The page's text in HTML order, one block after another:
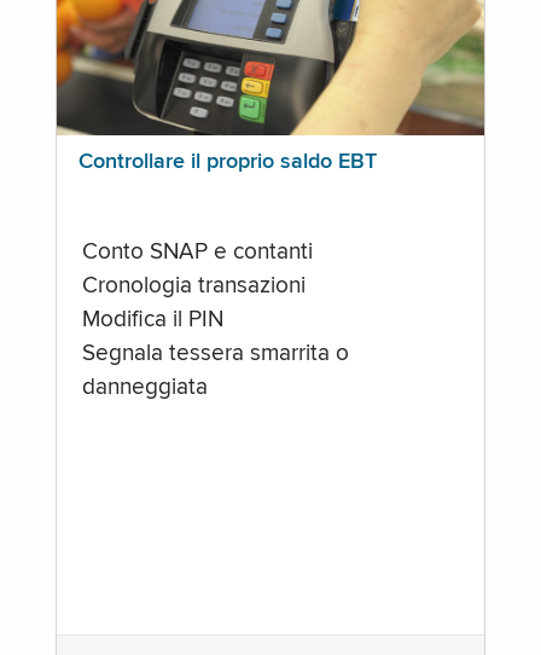
Controllare il proprio saldo EBT
Conto SNAP e contanti
Cronologia transazioni
Modifica il PIN
Segnala tessera smarrita o
danneggiata